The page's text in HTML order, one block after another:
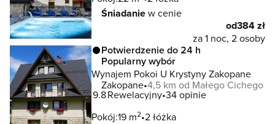
Śniadaniew cenie
od384 zł
za 1 noc, 2 osoby
Potwierdzenie do 24 h
Popularny wybór
Wynajem Pokoi U Krystyny Zakopane
Zakopane 4,5 km od Małego Cichego
9.8Rewelacyjny 34 opinie
Pokój:19 m2 2 łóżka